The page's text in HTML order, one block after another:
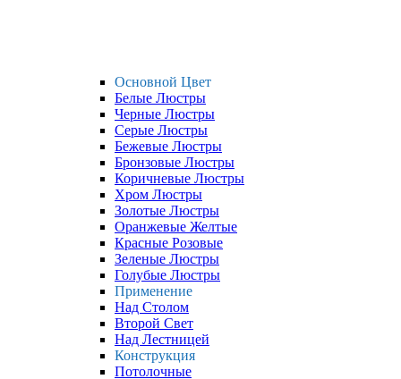
Основной Цвет
Белые Люстры
Черные Люстры
Серые Люстры
Бежевые Люстры
Бронзовые Люстры
Коричневые Люстры
Хром Люстры
Золотые Люстры
Оранжевые Желтые
Красные Розовые
Зеленые Люстры
Голубые Люстры
Применение
Над Столом
Второй Свет
Над Лестницей
Конструкция
Потолочные